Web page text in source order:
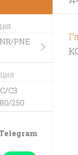
PNE
C3
250